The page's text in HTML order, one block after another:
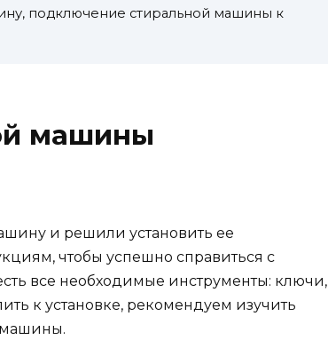
подключение стиральной машины к
машины
и решили установить ее
чтобы успешно справиться с
все необходимые инструменты: ключи,
к установке, рекомендуем изучить
машины.